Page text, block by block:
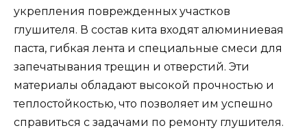
укрепления поврежденных участков
глушителя. В состав кита входят алюминиевая
паста, гибкая лента и специальные смеси для
запечатывания трещин и отверстий. Эти
материалы обладают высокой прочностью и
теплостойкостью, что позволяет им успешно
справиться с задачами по ремонту глушителя.